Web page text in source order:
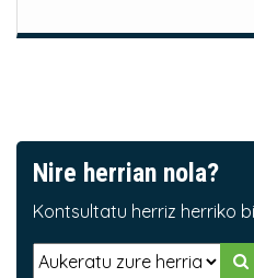
Nire herrian nola?
Kontsultatu herriz herriko